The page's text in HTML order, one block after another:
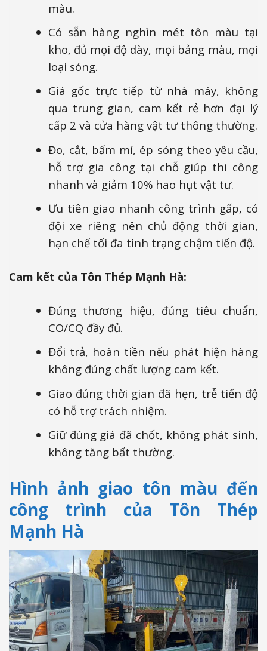
màu.
Có sẵn hàng nghìn mét tôn màu tại
kho, đủ mọi độ dày, mọi bảng màu, mọi
loại sóng.
Giá gốc trực tiếp từ nhà máy, không
qua trung gian, cam kết rẻ hơn đại lý
cấp 2 và cửa hàng vật tư thông thường.
Đo, cắt, bấm mí, ép sóng theo yêu cầu,
hỗ trợ gia công tại chỗ giúp thi công
nhanh và giảm 10% hao hụt vật tư.
Ưu tiên giao nhanh công trình gấp, có
đội xe riêng nên chủ động thời gian,
hạn chế tối đa tình trạng chậm tiến độ.
Cam kết của Tôn Thép Mạnh Hà:
Đúng thương hiệu, đúng tiêu chuẩn,
CO/CQ đầy đủ.
Đổi trả, hoàn tiền nếu phát hiện hàng
không đúng chất lượng cam kết.
Giao đúng thời gian đã hẹn, trễ tiến độ
có hỗ trợ trách nhiệm.
Giữ đúng giá đã chốt, không phát sinh,
không tăng bất thường.
Hình ảnh giao tôn màu đến
công trình của Tôn Thép
Mạnh Hà